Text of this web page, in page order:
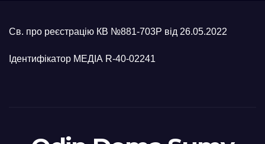
Св. про реєстрацію КВ №881-703Р від 26.05.2022
Ідентифікатор МЕДІА R-40-02241